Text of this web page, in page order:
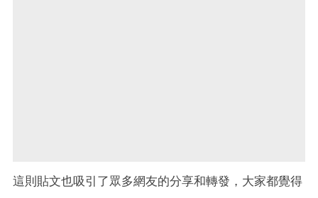
這則貼文也吸引了眾多網友的分享和轉發，大家都覺得